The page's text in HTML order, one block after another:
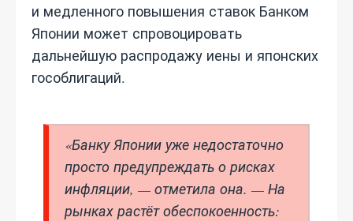
и медленного повышения ставок Банком
Японии может спровоцировать
дальнейшую распродажу иены и японских
гособлигаций.
«Банку Японии уже недостаточно
просто предупреждать о рисках
инфляции, — отметила она. — На
рынках растёт обеспокоенность: